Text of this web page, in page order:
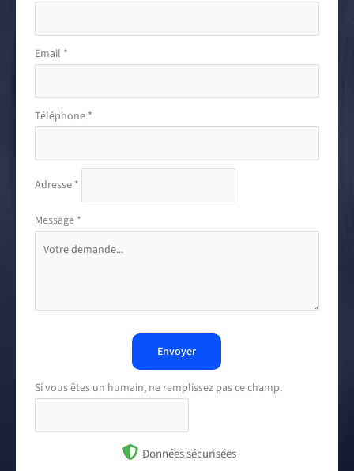
Email *
Téléphone *
Adresse *
Message *
Envoyer
Si vous êtes un humain, ne remplissez pas ce champ.
Données sécurisées